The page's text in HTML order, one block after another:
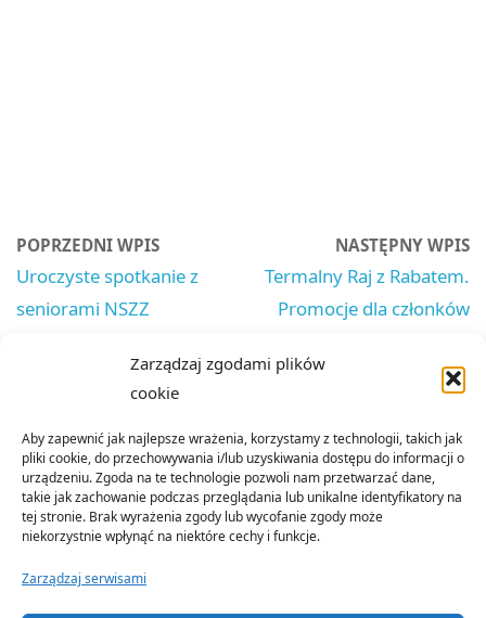
Zarządzaj zgodami plików
cookie
Aby zapewnić jak najlepsze wrażenia, korzystamy z technologii, takich jak
pliki cookie, do przechowywania i/lub uzyskiwania dostępu do informacji o
urządzeniu. Zgoda na te technologie pozwoli nam przetwarzać dane,
takie jak zachowanie podczas przeglądania lub unikalne identyfikatory na
tej stronie. Brak wyrażenia zgody lub wycofanie zgody może
niekorzystnie wpłynąć na niektóre cechy i funkcje.
Zarządzaj serwisami
POPRZEDNI WPIS
Uroczyste spotkanie z
seniorami NSZZ
NASTĘPNY WPIS
Termalny Raj z Rabatem.
Promocje dla członków